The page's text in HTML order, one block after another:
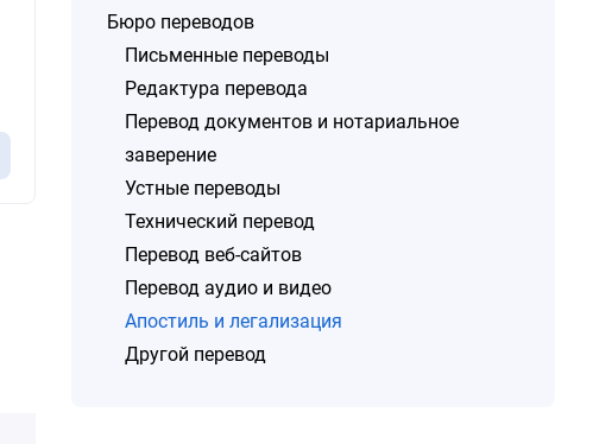
Бюро переводов
Письменные переводы
Редактура перевода
Перевод документов и нотариальное
заверение
Устные переводы
Технический перевод
Перевод веб-сайтов
Перевод аудио и видео
Апостиль и легализация
Другой перевод